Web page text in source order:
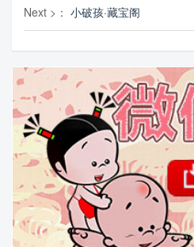
Next >： 小破孩·藏宝阁